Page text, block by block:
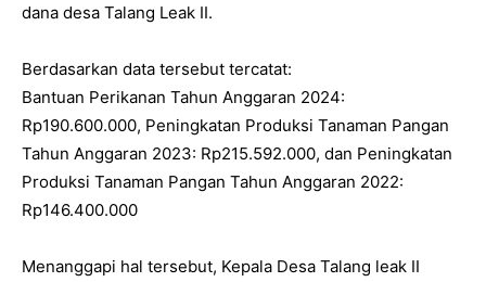
dana desa Talang Leak II.
Berdasarkan data tersebut tercatat:
‎Bantuan Perikanan Tahun Anggaran 2024:
Rp190.600.000, ‎Peningkatan Produksi Tanaman Pangan
Tahun Anggaran 2023: Rp215.592.000, dan ‎Peningkatan
Produksi Tanaman Pangan Tahun Anggaran 2022:
Rp146.400.000
‎Menanggapi hal tersebut, Kepala Desa Talang leak II